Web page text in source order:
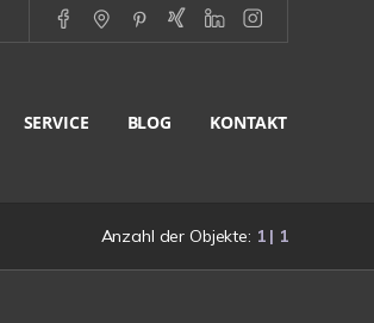
SERVICE BLOG KONTAKT
Anzahl der Objekte: 1 | 1